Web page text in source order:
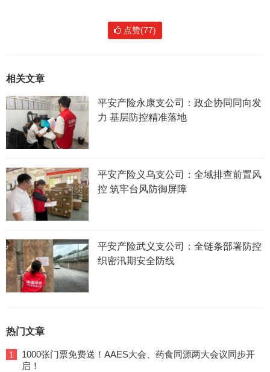
点赞(77)
相关文章
平安产险永康支公司：政企协同同向发
力 基层防控精准落地
平安产险义乌支公司：全域排查前置风
控 筑牢台风防御屏障
平安产险武义支公司：全链条部署防控
织密汛期安全防线
热门文章
1
1000张门票免费送！AAES大会、药食同源两大会议同步开
启！